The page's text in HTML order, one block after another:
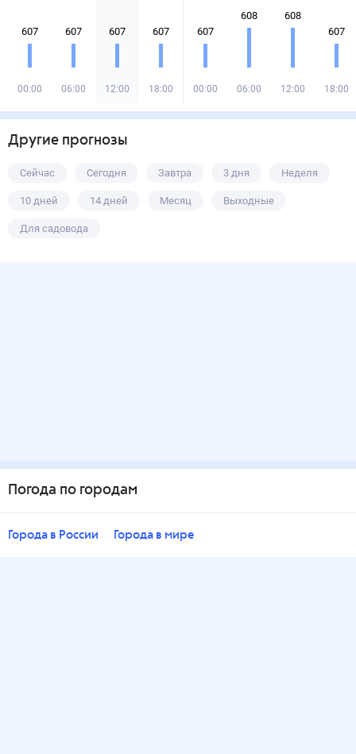
607
00:00
607
06:00
607
12:00
607
18:00
607
00:00
608
06:00
608
12:00
607
18:00
Другие прогнозы
Сейчас Сегодня Завтра 3 дня Неделя
10 дней 14 дней Месяц Выходные
Для садовода
Погода по городам
Города в России Города в мире